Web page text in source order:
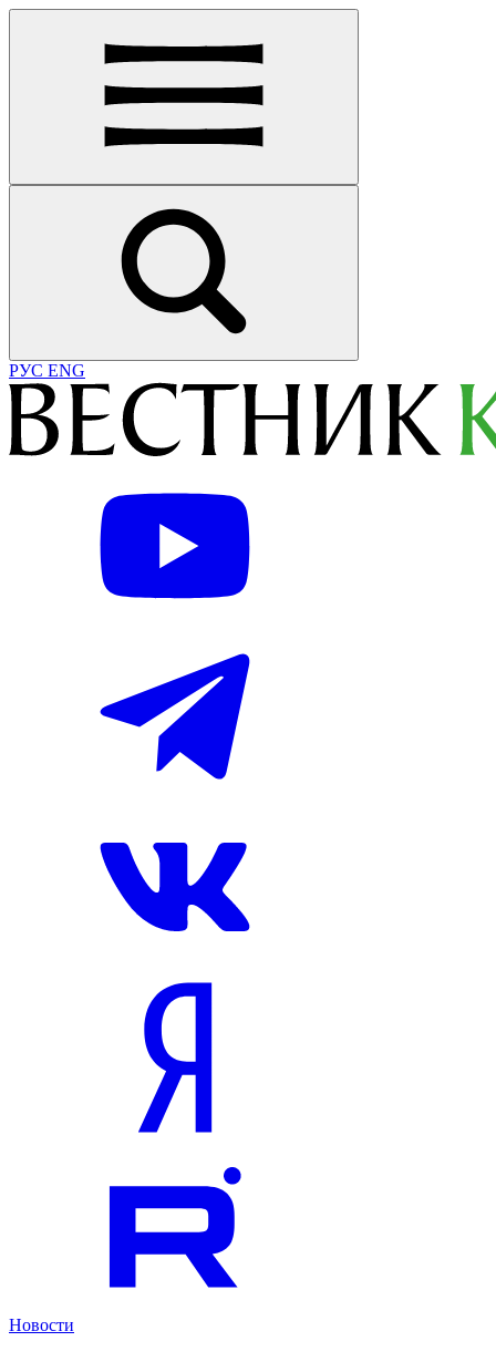
РУС ENG
Новости